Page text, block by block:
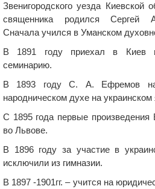
Звенигородского уезда Киевской
священника родился Сергей
Сначала учился в Уманском
В 1891 году приехал в Киев
семинарию.
В 1893 году С. А. Ефремов
народническом духе на украинском
С 1895 года первые
во Львове.
В 1896 году за участие в
исключили из гимназии.
В 1897 -1901гг. – учится на